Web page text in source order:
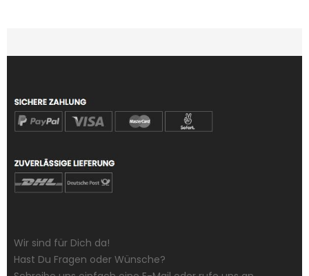
Wir sind für Dich da!
Hast Du Fragen oder Wünsche?